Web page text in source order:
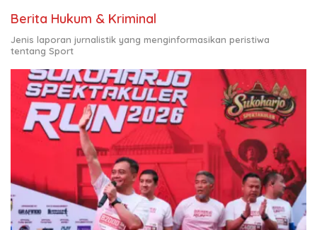
Berita Hukum & Kriminal
Jenis laporan jurnalistik yang menginformasikan peristiwa
tentang Sport